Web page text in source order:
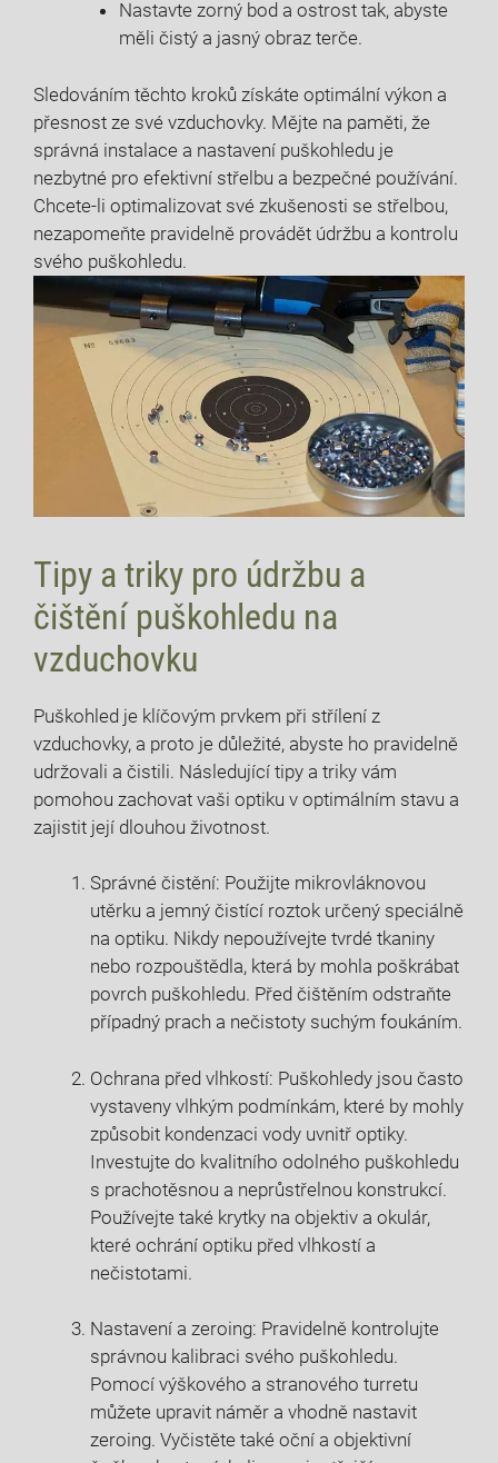
Nastavte zorný bod a ostrost tak, abyste
měli čistý a jasný obraz terče.
Sledováním těchto kroků získáte optimální výkon a
přesnost ze své vzduchovky. Mějte na paměti, že
správná instalace a nastavení puškohledu je
nezbytné pro efektivní střelbu a bezpečné používání.
Chcete-li optimalizovat své zkušenosti se střelbou,
nezapomeňte pravidelně provádět údržbu a kontrolu
svého puškohledu.
Tipy a triky pro údržbu a
čištění puškohledu na
vzduchovku
Puškohled je klíčovým prvkem při střílení z
vzduchovky, a proto je důležité, abyste ho pravidelně
udržovali a čistili. Následující tipy a triky vám
pomohou zachovat vaši optiku v optimálním stavu a
zajistit její dlouhou životnost.
Správné čistění: Použijte mikrovláknovou
utěrku a jemný čistící roztok určený speciálně
na optiku. Nikdy nepoužívejte tvrdé tkaniny
nebo rozpouštědla, která by mohla poškrábat
povrch puškohledu. Před čištěním odstraňte
případný prach a nečistoty suchým foukáním.
Ochrana před vlhkostí: Puškohledy jsou často
vystaveny vlhkým podmínkám, které by mohly
způsobit kondenzaci vody uvnitř optiky.
Investujte do kvalitního odolného puškohledu
s prachotěsnou a neprůstřelnou konstrukcí.
Používejte také krytky na objektiv a okulár,
které ochrání optiku před vlhkostí a
nečistotami.
Nastavení a zeroing: Pravidelně kontrolujte
správnou kalibraci svého puškohledu.
Pomocí výškového a stranového turretu
můžete upravit náměr a vhodně nastavit
zeroing. Vyčistěte také oční a objektivní